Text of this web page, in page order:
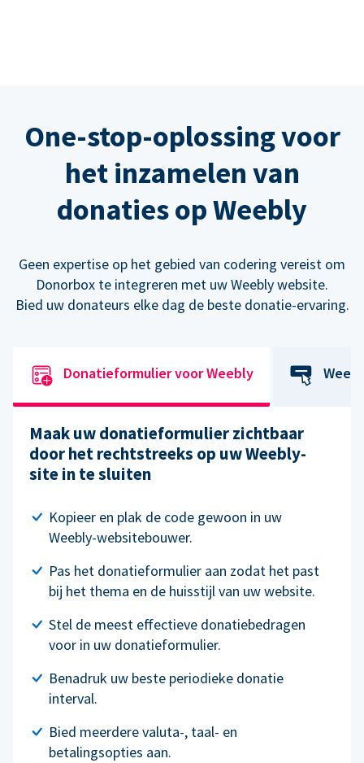
One-stop-oplossing voor
het inzamelen van
donaties op Weebly
Geen expertise op het gebied van codering vereist om
Donorbox te integreren met uw Weebly website.
Bied uw donateurs elke dag de beste donatie-ervaring.
Donatieformulier voor Weebly
Maak uw donatieformulier zichtbaar
door het rechtstreeks op uw Weebly-
site in te sluiten
Kopieer en plak de code gewoon in uw
Weebly-websitebouwer.
Pas het donatieformulier aan zodat het past
bij het thema en de huisstijl van uw website.
Stel de meest effectieve donatiebedragen
voor in uw donatieformulier.
Benadruk uw beste periodieke donatie
interval.
Bied meerdere valuta-, taal- en
betalingsopties aan.